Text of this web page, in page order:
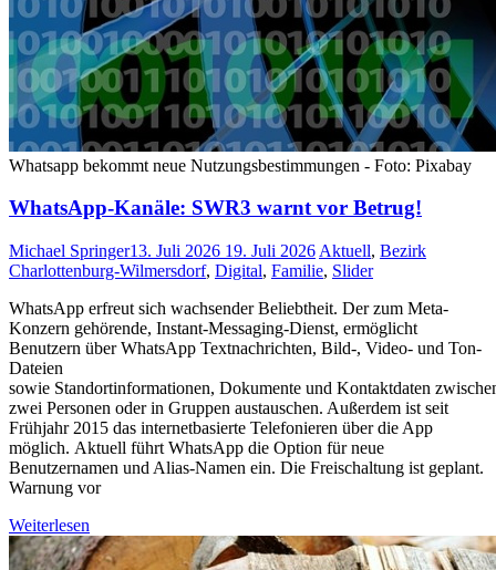
Whatsapp bekommt neue Nutzungsbestimmungen - Foto: Pixabay
WhatsApp-Kanäle: SWR3 warnt vor Betrug!
Michael Springer13. Juli 2026 19. Juli 2026 Aktuell, Bezirk
Charlottenburg-Wilmersdorf, Digital, Familie, Slider
WhatsApp erfreut sich wachsender Beliebtheit. Der zum Meta-
Konzern gehörende, Instant-Messaging-Dienst, ermöglicht
Benutzern über WhatsApp Textnachrichten, Bild-, Video- und Ton-
Dateien
sowie Standortinformationen, Dokumente und Kontaktdaten
zwei Personen oder in Gruppen austauschen. Außerdem ist seit
Frühjahr 2015 das internetbasierte Telefonieren über die App
möglich. Aktuell führt WhatsApp die Option für neue
Benutzernamen und Alias-Namen ein. Die Freischaltung ist geplant.
Warnung vor
Weiterlesen